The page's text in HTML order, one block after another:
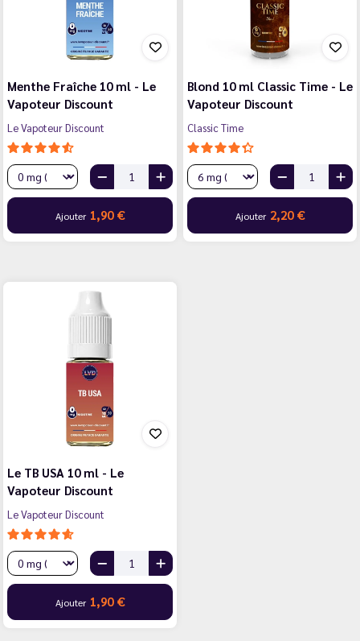
Menthe Fraîche 10 ml - Le
Vapoteur Discount
Le Vapoteur Discount
Ajouter 1,90 €
Blond 10 ml Classic Time - Le
Vapoteur Discount
Classic Time
Ajouter 2,20 €
Le TB USA 10 ml - Le
Vapoteur Discount
Le Vapoteur Discount
Ajouter 1,90 €